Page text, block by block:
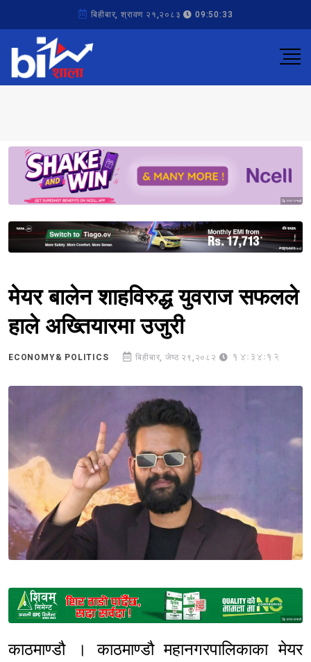
बिहीबार, श्रावण २१,२०८३ 09:50:33
Sponsored
Sponsored
मेयर बालेन शाहविरुद्ध युवराज सफलले
हाले अख्तियारमा उजुरी
ECONOMY& POLITICS बिहीबार, जेष्ठ २९,२०८२ 14:34:12
Sponsored
काठमाण्डौ । काठमाण्डौ महानगरपालिकाका मेयर